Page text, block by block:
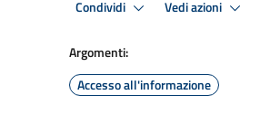
Condividi Vedi azioni
Argomenti:
Accesso all'informazione